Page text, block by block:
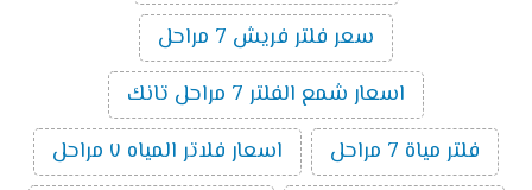
سعر فلتر فريش 7 مراحل
اسعار شمع الفلتر 7 مراحل تانك
فلتر مياة 7 مراحل
اسعار فلاتر المياه ٧ مراحل